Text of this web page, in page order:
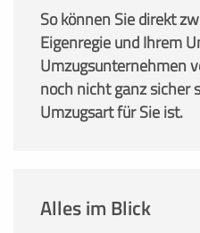
So können Sie direkt
Eigenregie und Ihrem
Umzugsunternehmen
noch nicht ganz sicher
Umzugsart für Sie ist.
Alles im Blick